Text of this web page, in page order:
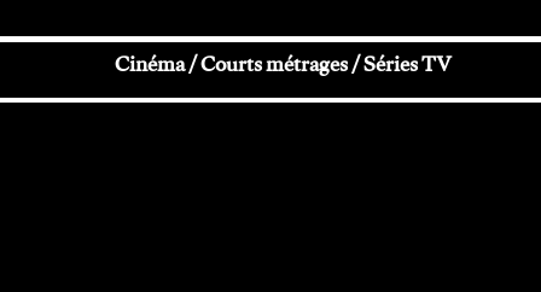
Cinéma / Courts métrages / Séries TV